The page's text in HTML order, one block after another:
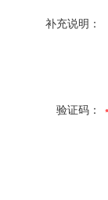
补充说明：
验证码：